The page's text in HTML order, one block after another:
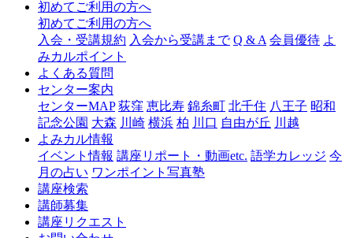
初めてご利用の方へ
初めてご利用の方へ
入会・受講規約 入会から受講まで Q & A 会員優待 よ
みカルポイント
よくある質問
センター案内
センターMAP 荻窪 恵比寿 錦糸町 北千住 八王子 昭和
記念公園 大森 川崎 横浜 柏 川口 自由が丘 川越
よみカル情報
イベント情報 講座リポート・動画etc. 語学カレッジ 今
月の占い ワンポイント写真塾
講座検索
講師募集
講座リクエスト